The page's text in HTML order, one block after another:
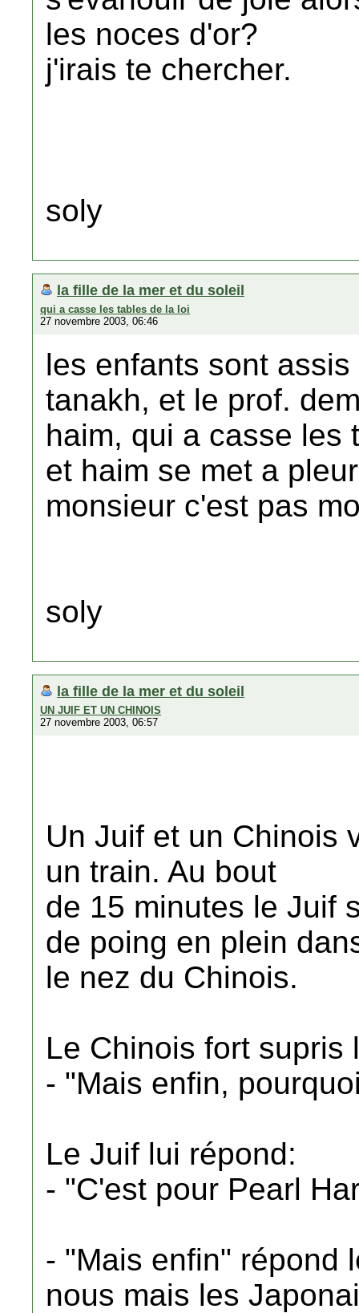
les noces d'or?
j'irais te chercher.
soly
la fille de la mer et du soleil
qui a casse les tables de la loi
27 novembre 2003, 06:46
les enfants sont
tanakh, et le prof.
haim, qui a casse les
et haim se met a
monsieur c'est pas
soly
la fille de la mer et du soleil
UN JUIF ET UN CHINOIS
27 novembre 2003, 06:57
Un Juif et un Chinois
un train. Au bout
de 15 minutes le Juif
de poing en plein
le nez du Chinois.
Le Chinois fort supris
- "Mais enfin,
Le Juif lui répond:
- "C'est pour Pearl
- "Mais enfin" répond
nous mais les